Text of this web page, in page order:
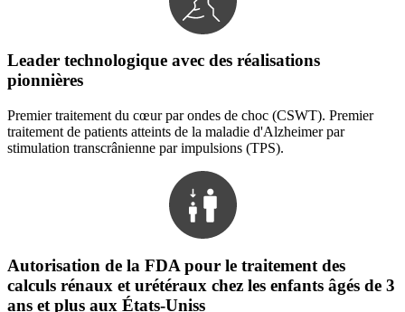
Leader technologique avec des réalisations
pionnières
Premier traitement du cœur par ondes de choc (CSWT). Premier
traitement de patients atteints de la maladie d'Alzheimer par
stimulation transcrânienne par impulsions (TPS).
Autorisation de la FDA pour le traitement des
calculs rénaux et urétéraux chez les enfants âgés de 3
ans et plus aux États-Uniss